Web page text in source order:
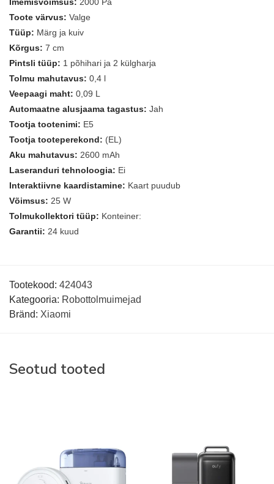
Toote värvus: Valge
Tüüp: Märg ja kuiv
Kõrgus: 7 cm
Pintsli tüüp: 1 põhihari ja 2 külgharja
Tolmu mahutavus: 0,4 l
Veepaagi maht: 0,09 L
Automaatne alusjaama tagastus: Jah
Tootja tootenimi: E5
Tootja tooteperekond: (EL)
Aku mahutavus: 2600 mAh
Laseranduri tehnoloogia: Ei
Interaktiivne kaardistamine: Kaart puudub
Võimsus: 25 W
Tolmukollektori tüüp: Konteiner:
Garantii: 24 kuud
Tootekood: 424043
Kategooria: Robottolmuimejad
Bränd: Xiaomi
Seotud tooted